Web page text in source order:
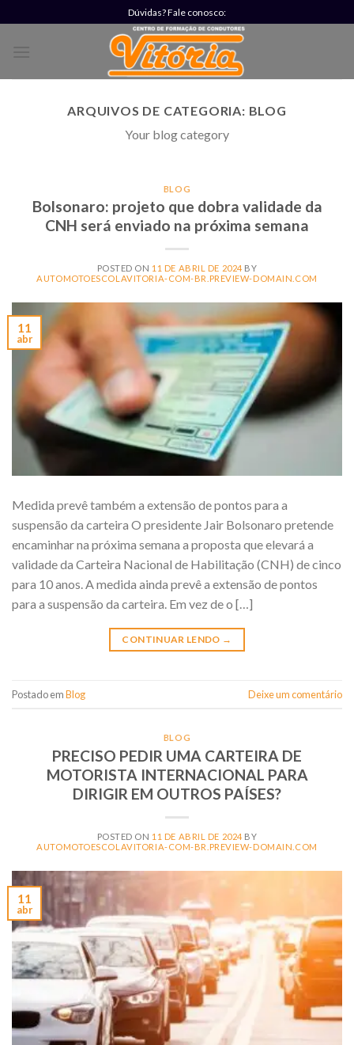
to
Dúvidas? Fale conosco:
ARQUIVOS DE CATEGORIA: BLOG
Your blog category
BLOG
Bolsonaro: projeto que dobra validade da
CNH será enviado na próxima semana
POSTED ON 11 DE ABRIL DE 2024 BY
AUTOMOTOESCOLAVITORIA-COM-BR.PREVIEW-DOMAIN.COM
11
abr
Medida prevê também a extensão de pontos para a
suspensão da carteira O presidente Jair Bolsonaro pretende
encaminhar na próxima semana a proposta que elevará a
validade da Carteira Nacional de Habilitação (CNH) de cinco
para 10 anos. A medida ainda prevê a extensão de pontos
para a suspensão da carteira. Em vez de o […]
CONTINUAR LENDO →
Postado emBlog Deixe um comentário
BLOG
PRECISO PEDIR UMA CARTEIRA DE
MOTORISTA INTERNACIONAL PARA
DIRIGIR EM OUTROS PAÍSES?
POSTED ON 11 DE ABRIL DE 2024 BY
AUTOMOTOESCOLAVITORIA-COM-BR.PREVIEW-DOMAIN.COM
11
abr